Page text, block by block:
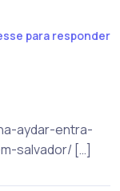
para responder
aydar-entra-
salvador/ […]